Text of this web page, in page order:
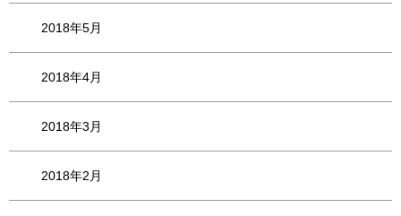
2018年5月
2018年4月
2018年3月
2018年2月